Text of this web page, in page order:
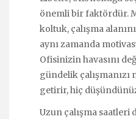
önemli bir faktördür.
koltuk, çalışma
aynı zamanda
Ofisinizin havasını
gündelik çalışmanızı
getirir, hiç
Uzun çalışma saatleri